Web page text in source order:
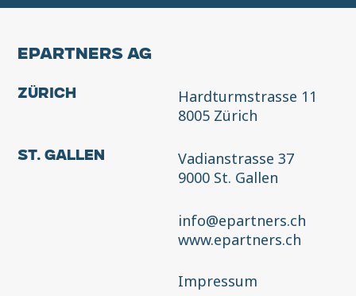
EPARTNERS AG
Zürich
Hardturmstrasse 11
8005 Zürich
St. Gallen
Vadianstrasse 37
9000 St. Gallen
info@epartners.ch
www.epartners.ch
Impressum